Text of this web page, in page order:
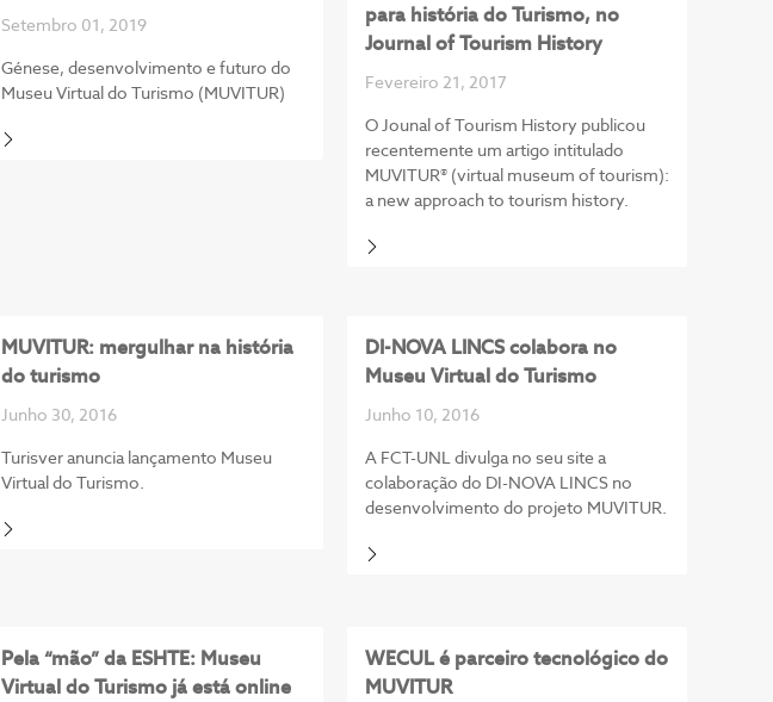
Setembro 01, 2019
Génese, desenvolvimento e futuro do
Museu Virtual do Turismo (MUVITUR)
para história do Turismo, no
Journal of Tourism History
Fevereiro 21, 2017
O Jounal of Tourism History publicou
recentemente um artigo intitulado
MUVITUR® (virtual museum of tourism):
a new approach to tourism history.
MUVITUR: mergulhar na história
do turismo
Junho 30, 2016
Turisver anuncia lançamento Museu
Virtual do Turismo.
DI-NOVA LINCS colabora no
Museu Virtual do Turismo
Junho 10, 2016
A FCT-UNL divulga no seu site a
colaboração do DI-NOVA LINCS no
desenvolvimento do projeto MUVITUR.
Pela “mão” da ESHTE: Museu
Virtual do Turismo já está online
WECUL é parceiro tecnológico do
MUVITUR